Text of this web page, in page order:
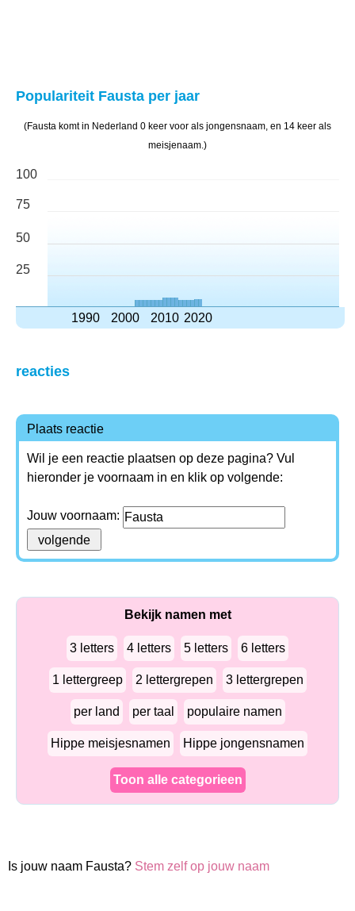
Populariteit Fausta per jaar
(Fausta komt in Nederland 0 keer voor als jongensnaam, en 14 keer als
meisjenaam.)
100
75
50
25
1990 2000 2010 2020
reacties
Plaats reactie
Wil je een reactie plaatsen op deze pagina? Vul
hieronder je voornaam in en klik op volgende:
Jouw voornaam:
Bekijk namen met
3 letters 4 letters 5 letters 6 letters
1 lettergreep 2 lettergrepen 3 lettergrepen
per land per taal populaire namen
Hippe meisjesnamen Hippe jongensnamen
Toon alle categorieen
Is jouw naam Fausta? Stem zelf op jouw naam